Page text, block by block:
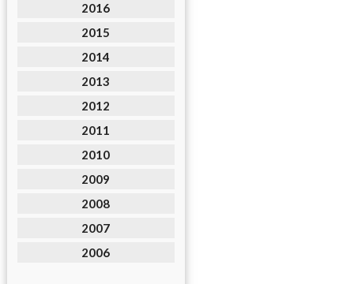
2016
2015
2014
2013
2012
2011
2010
2009
2008
2007
2006